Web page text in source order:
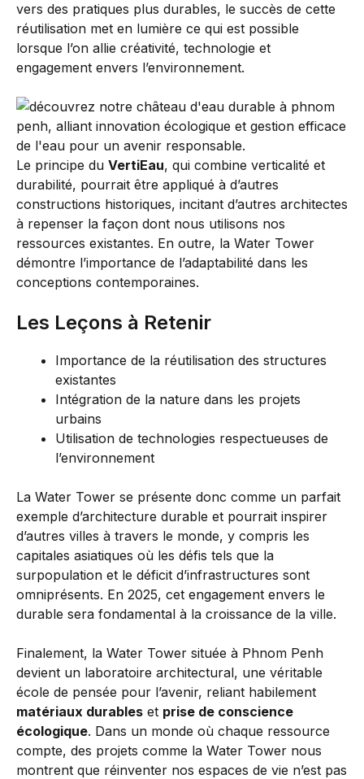
vers des pratiques plus durables, le succès de cette
réutilisation met en lumière ce qui est possible
lorsque l’on allie créativité, technologie et
engagement envers l’environnement.
Le principe du VertiEau, qui combine verticalité et
durabilité, pourrait être appliqué à d’autres
constructions historiques, incitant d’autres architectes
à repenser la façon dont nous utilisons nos
ressources existantes. En outre, la Water Tower
démontre l’importance de l’adaptabilité dans les
conceptions contemporaines.
Les Leçons à Retenir
Importance de la réutilisation des structures
existantes
Intégration de la nature dans les projets
urbains
Utilisation de technologies respectueuses de
l’environnement
La Water Tower se présente donc comme un parfait
exemple d’architecture durable et pourrait inspirer
d’autres villes à travers le monde, y compris les
capitales asiatiques où les défis tels que la
surpopulation et le déficit d’infrastructures sont
omniprésents. En 2025, cet engagement envers le
durable sera fondamental à la croissance de la ville.
Finalement, la Water Tower située à Phnom Penh
devient un laboratoire architectural, une véritable
école de pensée pour l’avenir, reliant habilement
matériaux durables et prise de conscience
écologique. Dans un monde où chaque ressource
compte, des projets comme la Water Tower nous
montrent que réinventer nos espaces de vie n’est pas